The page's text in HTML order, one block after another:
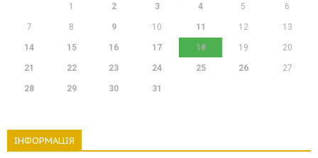
1 2 3 4 5 6
7 8 9 10 11 12 13
14 15 16 17 18 19 20
21 22 23 24 25 26 27
28 29 30 31
ІНФОРМАЦІЯ